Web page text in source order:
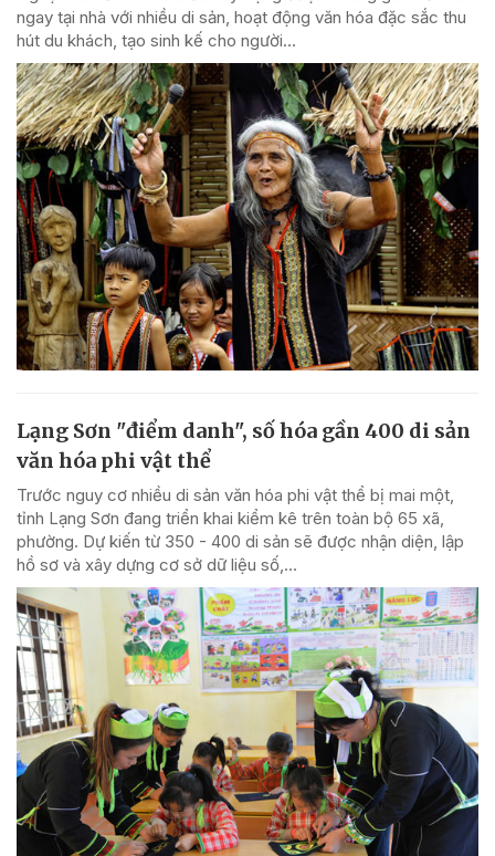
ngay tại nhà với nhiều di sản, hoạt động văn hóa đặc sắc thu
hút du khách, tạo sinh kế cho người...
Lạng Sơn "điểm danh", số hóa gần 400 di sản
văn hóa phi vật thể
Trước nguy cơ nhiều di sản văn hóa phi vật thể bị mai một,
tỉnh Lạng Sơn đang triển khai kiểm kê trên toàn bộ 65 xã,
phường. Dự kiến từ 350 - 400 di sản sẽ được nhận diện, lập
hồ sơ và xây dựng cơ sở dữ liệu số,...